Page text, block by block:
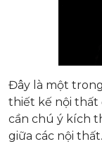
Đây là một
thiết kế nội thất
cần chú ý kích
giữa các nội